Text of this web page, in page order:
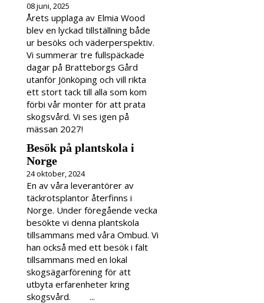
08 juni, 2025
Årets upplaga av Elmia Wood
blev en lyckad tillställning både
ur besöks och väderperspektiv.
Vi summerar tre fullspäckade
dagar på Bratteborgs Gård
utanför Jönköping och vill rikta
ett stort tack till alla som kom
förbi vår monter för att prata
skogsvård. Vi ses igen på
mässan 2027!
Besök på plantskola i
Norge
24 oktober, 2024
En av våra leverantörer av
täckrotsplantor återfinns i
Norge. Under föregående vecka
besökte vi denna plantskola
tillsammans med våra Ombud. Vi
han också med ett besök i fält
tillsammans med en lokal
skogsägarförening för att
utbyta erfarenheter kring
skogsvård. ...